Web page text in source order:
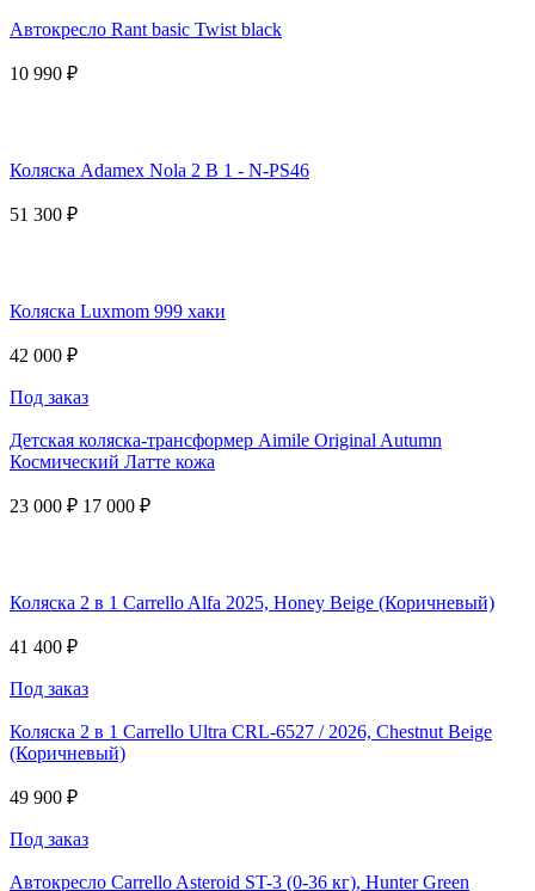
Автокресло Rant basic Twist black
10 990 ₽
Коляска Adamex Nola 2 В 1 - N-PS46
51 300 ₽
Коляска Luxmom 999 хаки
42 000 ₽
Под заказ
Детская коляска-трансформер Aimile Original Autumn
Космический Латте кожа
23 000 ₽ 17 000 ₽
Коляска 2 в 1 Carrello Alfa 2025, Honey Beige (Коричневый)
41 400 ₽
Под заказ
Коляска 2 в 1 Carrello Ultra CRL-6527 / 2026, Chestnut Beige
(Коричневый)
49 900 ₽
Под заказ
Автокресло Carrello Asteroid ST-3 (0-36 кг), Hunter Green